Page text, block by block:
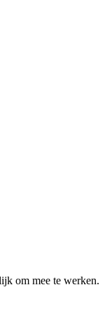
om mee te werken.